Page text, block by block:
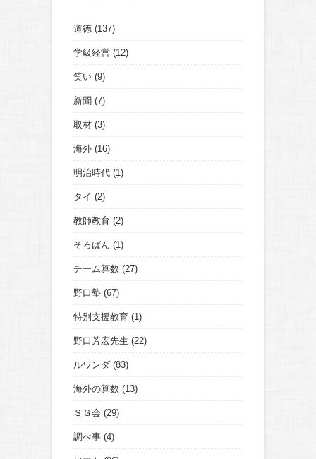
道徳 (137)
学級経営 (12)
笑い (9)
新聞 (7)
取材 (3)
海外 (16)
明治時代 (1)
タイ (2)
教師教育 (2)
そろばん (1)
チーム算数 (27)
野口塾 (67)
特別支援教育 (1)
野口芳宏先生 (22)
ルワンダ (83)
海外の算数 (13)
ＳＧ会 (29)
調べ事 (4)